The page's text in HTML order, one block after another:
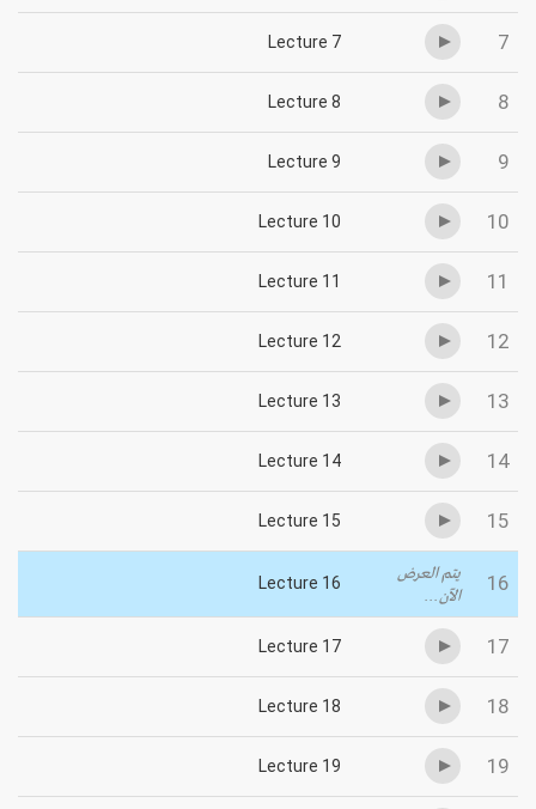
7
Lecture 7
8
Lecture 8
9
Lecture 9
10
Lecture 10
11
Lecture 11
12
Lecture 12
13
Lecture 13
14
Lecture 14
15
Lecture 15
16
يتم العرض
الآن...
Lecture 16
17
Lecture 17
18
Lecture 18
19
Lecture 19